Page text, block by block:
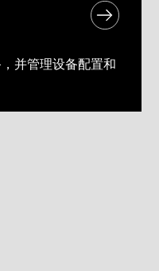
并管理设备配置和